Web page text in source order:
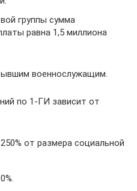
группы сумма
равна 1,5 миллиона
военнослужащим.
по 1-ГИ зависит от
от размера социальной